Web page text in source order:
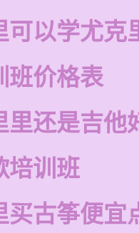
可以学尤克
班价格表
里还是吉他
培训班
买古筝便宜